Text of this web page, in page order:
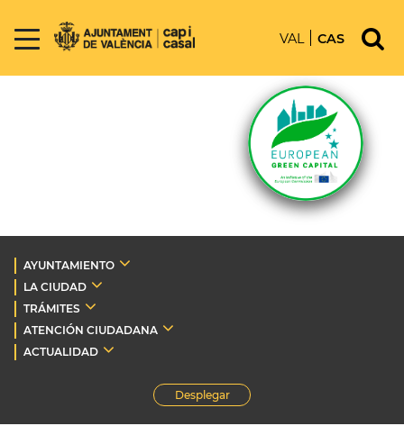
VAL CAS
AYUNTAMIENTO
LA CIUDAD
TRÁMITES
ATENCIÓN CIUDADANA
ACTUALIDAD
Desplegar